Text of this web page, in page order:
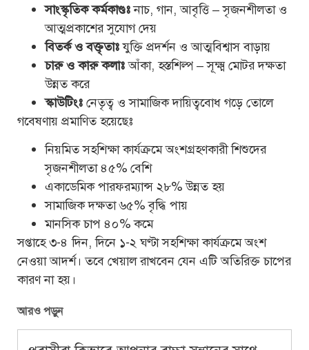
সাংস্কৃতিক কর্মকাণ্ডঃনাচ, গান, আবৃত্তি – সৃজনশীলতা ও
আত্মপ্রকাশের সুযোগ দেয়
বিতর্ক ও বক্তৃতাঃযুক্তি প্রদর্শন ও আত্মবিশ্বাস বাড়ায়
চারু ও কারু কলাঃআঁকা, হস্তশিল্প – সূক্ষ্ম মোটর দক্ষতা
উন্নত করে
স্কাউটিংঃ নেতৃত্ব ও সামাজিক দায়িত্ববোধ গড়ে তোলে
গবেষণায় প্রমাণিত হয়েছেঃ
নিয়মিত সহশিক্ষা কার্যক্রমে অংশগ্রহণকারী শিশুদের
সৃজনশীলতা ৪৫% বেশি
একাডেমিক পারফরম্যান্স ২৮% উন্নত হয়
সামাজিক দক্ষতা ৬৫% বৃদ্ধি পায়
মানসিক চাপ ৪০% কমে
সপ্তাহে ৩-৪ দিন, দিনে ১-২ ঘণ্টা সহশিক্ষা কার্যক্রমে অংশ
নেওয়া আদর্শ। তবে খেয়াল রাখবেন যেন এটি অতিরিক্ত চাপের
কারণ না হয়।
আরও পড়ুন